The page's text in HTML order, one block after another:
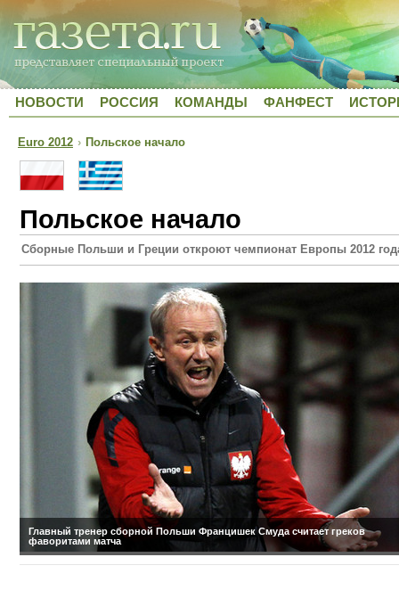
НОВОСТИ РОССИЯ КОМАНДЫ ФАНФЕСТ
Euro 2012 › Польское начало
Польское начало
Сборные Польши и Греции откроют чемпионат Европы 2012
Главный тренер сборной Польши Францишек Смуда считает греков
фаворитами матча